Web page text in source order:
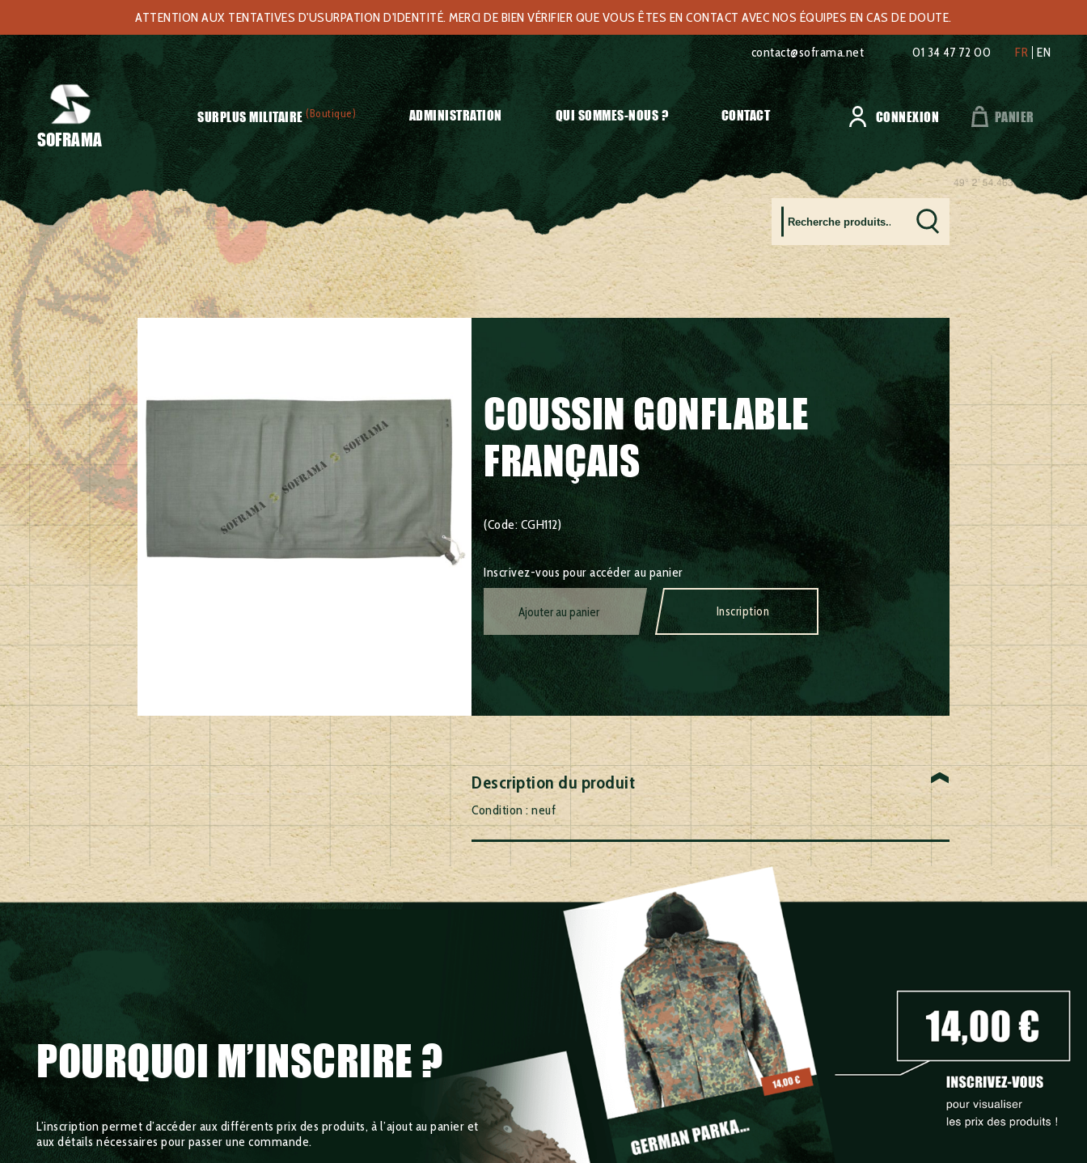
ATTENTION AUX TENTATIVES D'USURPATION D'IDENTITÉ. MERCI DE BIEN VÉRIFIER QUE VOUS ÊTES EN CONTACT AVEC NOS ÉQUIPES EN CAS DE DOUTE.
contact@soframa.net 01 34 47 72 00 FR EN
SOFRAMA
SURPLUS MILITAIRE (Boutique) ADMINISTRATION QUI SOMMES-NOUS ? CONTACT CONNEXION PANIER
/ Surplus militaire/Équipements/ Coussin gonflable Français
COUSSIN GONFLABLE
FRANÇAIS
(Code: CGH112)
Inscrivez-vous pour accéder au panier
Ajouter au panier Inscription
Description du produit
Condition : neuf
POURQUOI M’INSCRIRE ?
L’inscription permet d’accéder aux différents prix des produits, à l’ajout au panier et
aux détails nécessaires pour passer une commande.